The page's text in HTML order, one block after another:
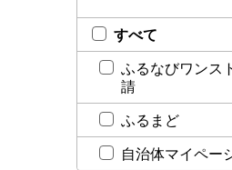
すべて
ふるなびワンス
請
ふるまど
自治体マイペー